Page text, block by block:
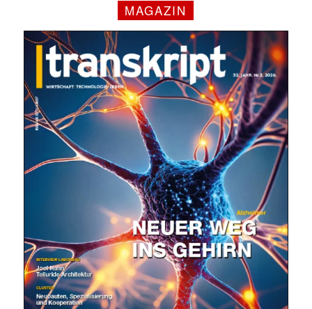
MAGAZIN